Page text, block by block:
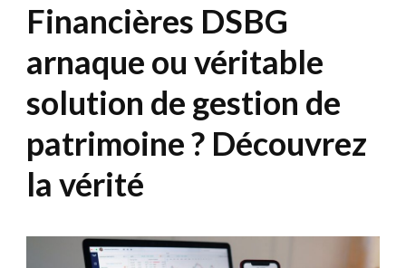
Financières DSBG
arnaque ou véritable
solution de gestion de
patrimoine ? Découvrez
la vérité